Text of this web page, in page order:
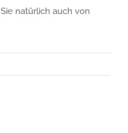
natürlich auch von